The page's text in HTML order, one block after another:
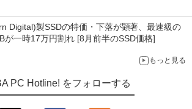
Digital)製SSDの特価・下落が顕著、最速級の
が一時17万円割れ [8月前半のSSD価格]
もっと見る
PC Hotline! をフォローする